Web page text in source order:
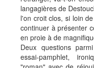
langagières de
l'on croit clos, si loin
continuer à présenter
en proie à de
Deux questions
essai-pamphlet,